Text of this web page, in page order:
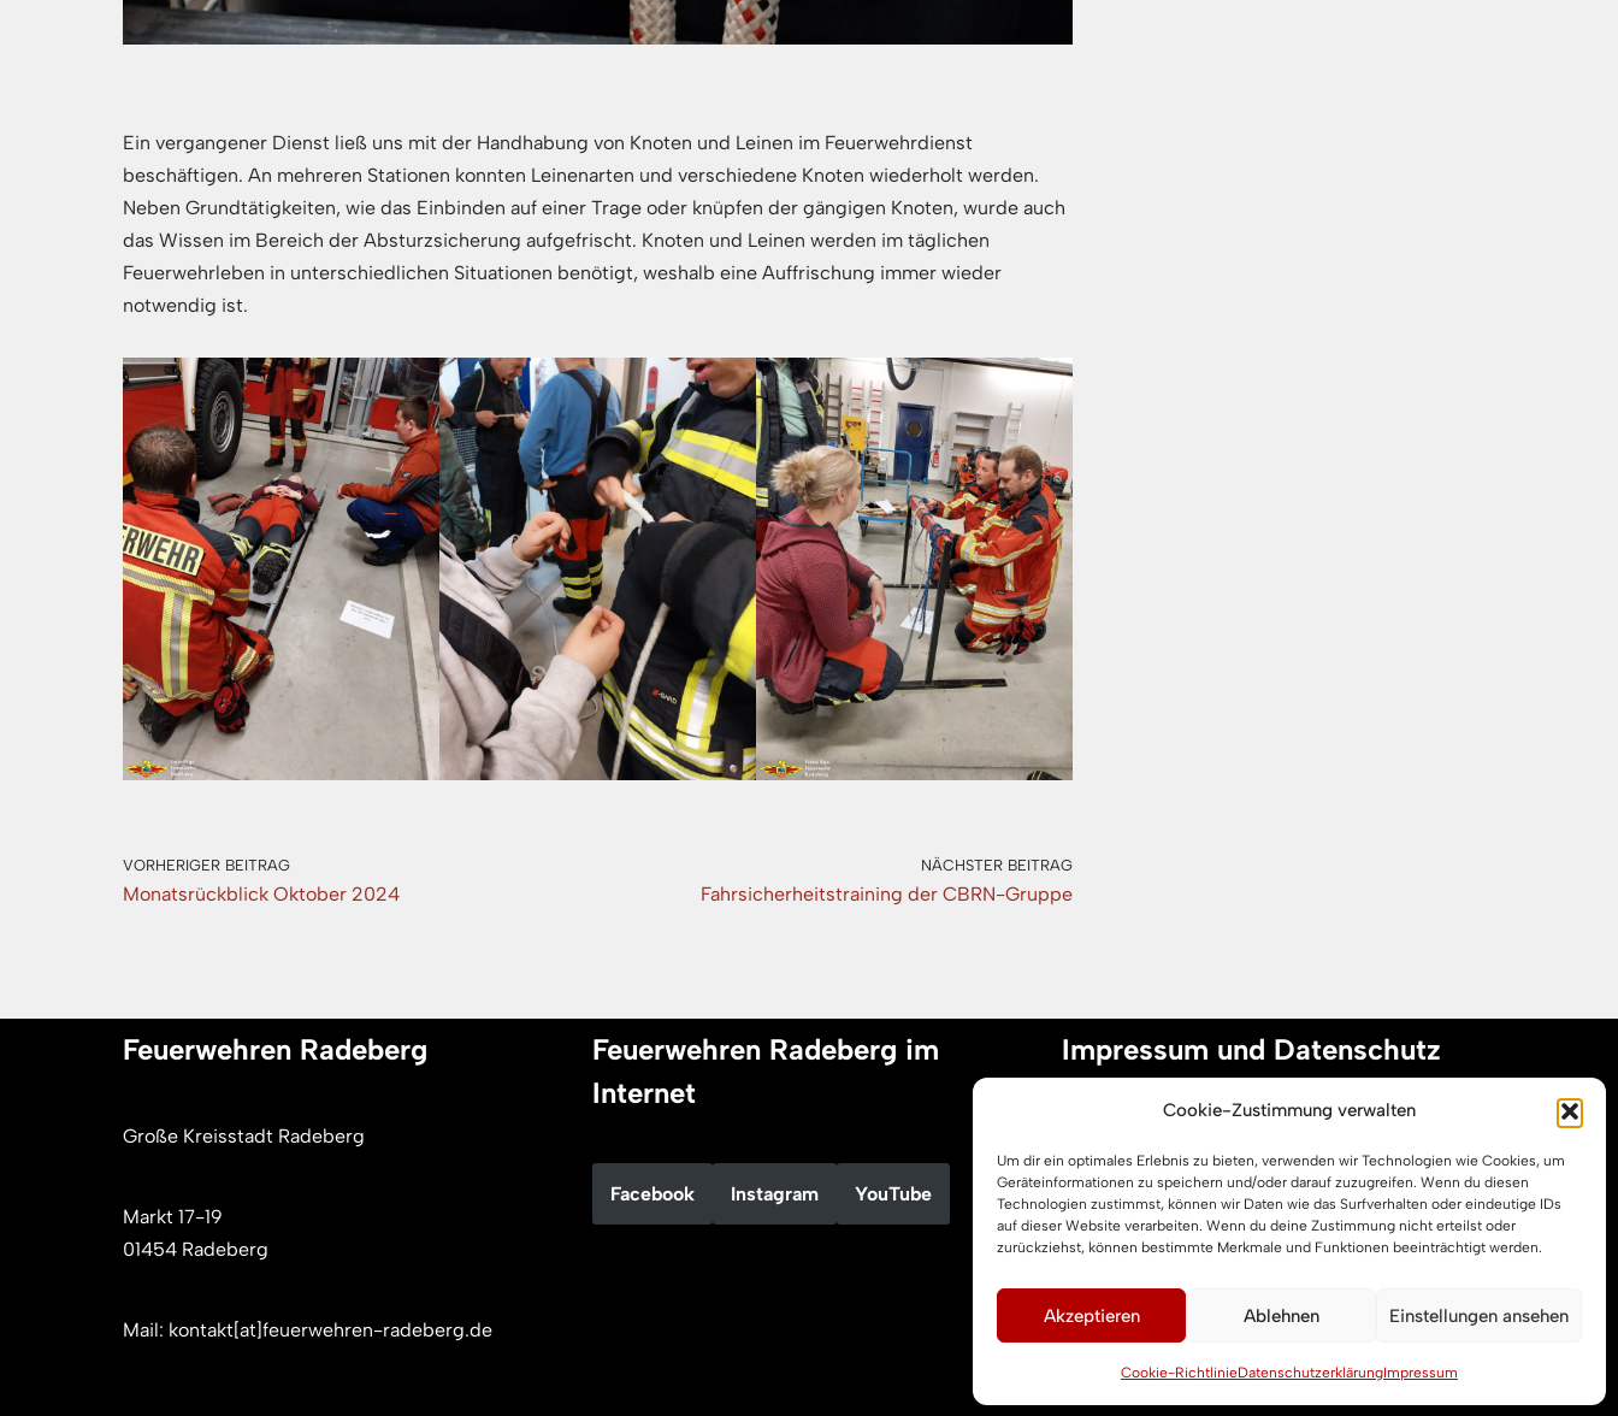
Cookie-Zustimmung verwalten
Um dir ein optimales Erlebnis zu bieten, verwenden wir Technologien wie Cookies, um
Geräteinformationen zu speichern und/oder darauf zuzugreifen. Wenn du diesen
Technologien zustimmst, können wir Daten wie das Surfverhalten oder eindeutige IDs
auf dieser Website verarbeiten. Wenn du deine Zustimmung nicht erteilst oder
zurückziehst, können bestimmte Merkmale und Funktionen beeinträchtigt werden.
Akzeptieren Ablehnen Einstellungen ansehen
Cookie-RichtlinieDatenschutzerklärungImpressum
Ein vergangener Dienst ließ uns mit der Handhabung von Knoten und Leinen im Feuerwehrdienst
beschäftigen. An mehreren Stationen konnten Leinenarten und verschiedene Knoten wiederholt werden.
Neben Grundtätigkeiten, wie das Einbinden auf einer Trage oder knüpfen der gängigen Knoten, wurde auch
das Wissen im Bereich der Absturzsicherung aufgefrischt. Knoten und Leinen werden im täglichen
Feuerwehrleben in unterschiedlichen Situationen benötigt, weshalb eine Auffrischung immer wieder
notwendig ist.
VORHERIGER BEITRAG
Monatsrückblick Oktober 2024
NÄCHSTER BEITRAG
Fahrsicherheitstraining der CBRN-Gruppe
Feuerwehren Radeberg
Große Kreisstadt Radeberg
Markt 17-19
01454 Radeberg
Mail: kontakt[at]feuerwehren-radeberg.de
Feuerwehren Radeberg im
Internet
Facebook Instagram YouTube
Impressum und Datenschutz
Datenschutzerklärung
Cookie-Richtlinie (EU)